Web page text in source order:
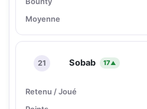
21 Sobab 17▲